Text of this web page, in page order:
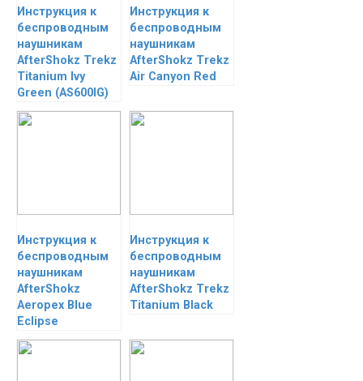
Инструкция к
беспроводным
наушникам
AfterShokz Trekz
Titanium Ivy
Green (AS600IG)
Инструкция к
беспроводным
наушникам
AfterShokz Trekz
Air Canyon Red
Инструкция к
беспроводным
наушникам
AfterShokz
Aeropex Blue
Eclipse
Инструкция к
беспроводным
наушникам
AfterShokz Trekz
Titanium Black